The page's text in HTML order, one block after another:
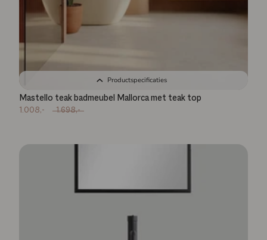
Productspecificaties
Mastello teak badmeubel Mallorca met teak top
1.008,- 1.698,-